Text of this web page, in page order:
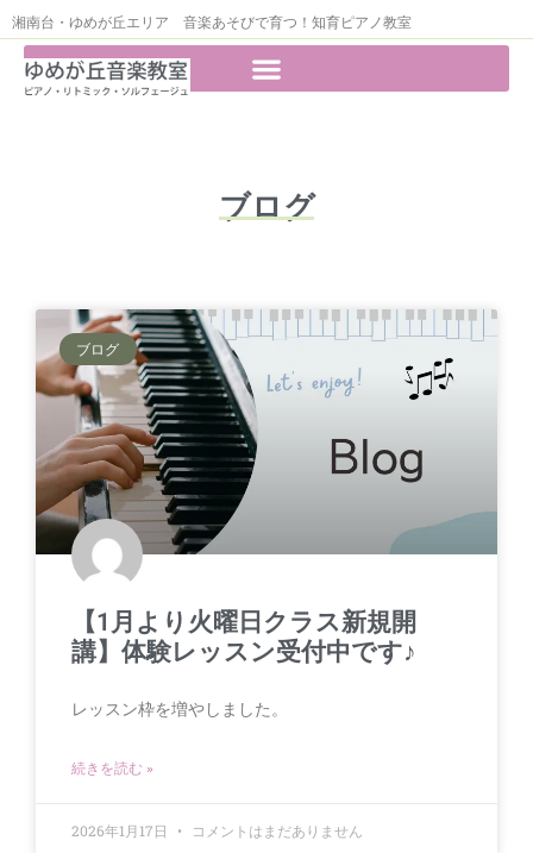
湘南台・ゆめが丘エリア 音楽あそびで育つ！知育ピアノ教室
ブログ
ブログ
【1月より火曜日クラス新規開
講】体験レッスン受付中です♪
レッスン枠を増やしました。
続きを読む »
2026年1月17日 コメントはまだありません